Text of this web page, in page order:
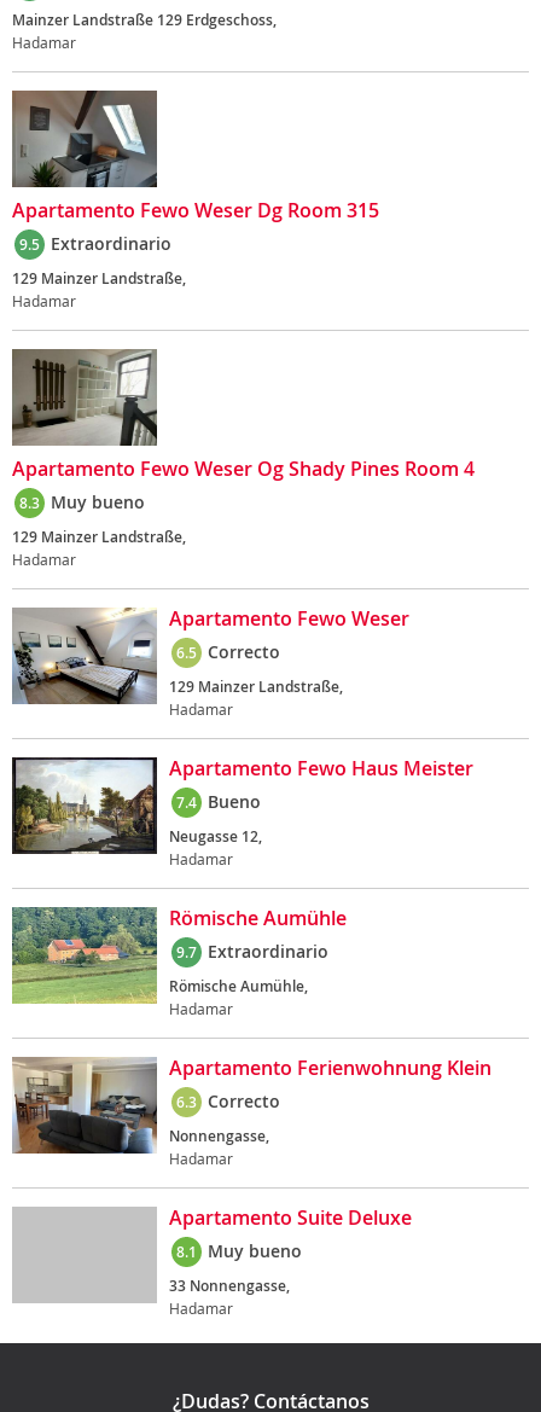
Mainzer Landstraße 129 Erdgeschoss,
Hadamar
Apartamento Fewo Weser Dg Room 315
9.5 Extraordinario
129 Mainzer Landstraße,
Hadamar
Apartamento Fewo Weser Og Shady Pines Room 4
8.3 Muy bueno
129 Mainzer Landstraße,
Hadamar
Apartamento Fewo Weser
6.5 Correcto
129 Mainzer Landstraße,
Hadamar
Apartamento Fewo Haus Meister
7.4 Bueno
Neugasse 12,
Hadamar
Römische Aumühle
9.7 Extraordinario
Römische Aumühle,
Hadamar
Apartamento Ferienwohnung Klein
6.3 Correcto
Nonnengasse,
Hadamar
Apartamento Suite Deluxe
8.1 Muy bueno
33 Nonnengasse,
Hadamar
¿Dudas? Contáctanos